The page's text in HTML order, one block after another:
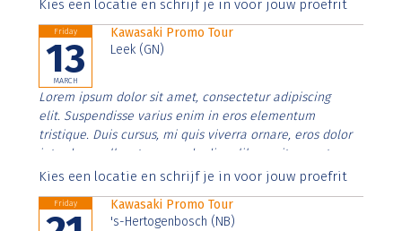
Kies een locatie en schrijf je in voor jouw proefrit
Friday
13
MARCH
Kawasaki Promo Tour
Leek (GN)
Lorem ipsum dolor sit amet, consectetur adipiscing
elit. Suspendisse varius enim in eros elementum
tristique. Duis cursus, mi quis viverra ornare, eros dolor
interdum nulla, ut commodo diam libero vitae erat.
Aenean faucibus nibh et justo cursus id rutrum lorem
Kies een locatie en schrijf je in voor jouw proefrit
Friday
Kawasaki Promo Tour
's-Hertogenbosch (NB)